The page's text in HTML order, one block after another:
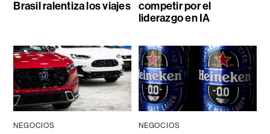
Brasil ralentiza los viajes competir por el
liderazgo en IA
NEGOCIOS NEGOCIOS